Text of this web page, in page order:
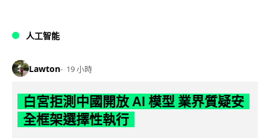
人工智能
Lawton 19 小時
白宮拒測中國開放 AI 模型 業界質疑安
全框架選擇性執行